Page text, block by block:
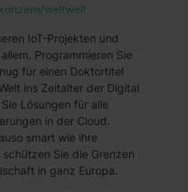
weltweit
IoT-Projekten und
Programmieren Sie
für einen Doktortitel
ins Zeitalter der Digital
Lösungen für alle
in der Cloud.
smart wie ihre
Sie die Grenzen
in ganz Europa.